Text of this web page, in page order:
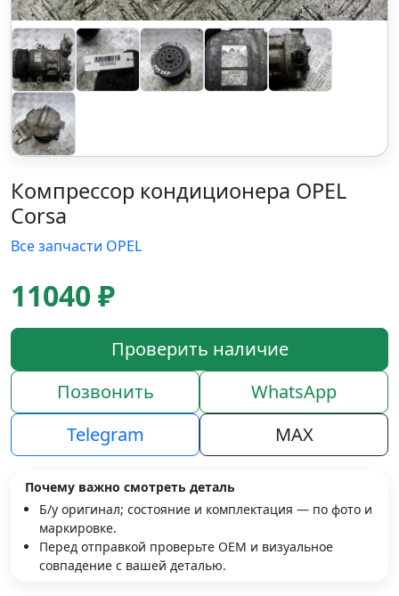
Компрессор кондиционера OPEL
Corsa
Все запчасти OPEL
11040 ₽
Проверить наличие
Позвонить
WhatsApp
Telegram
MAX
Почему важно смотреть деталь
Б/у оригинал; состояние и комплектация — по фото и
маркировке.
Перед отправкой проверьте OEM и визуальное
совпадение с вашей деталью.